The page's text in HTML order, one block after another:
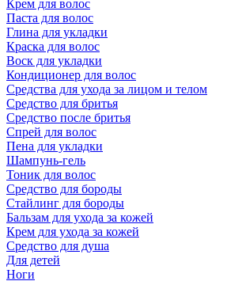
Крем для волос
Паста для волос
Глина для укладки
Краска для волос
Воск для укладки
Кондиционер для волос
Средства для ухода за лицом и телом
Средство для бритья
Средство после бритья
Спрей для волос
Пена для укладки
Шампунь-гель
Тоник для волос
Средство для бороды
Стайлинг для бороды
Бальзам для ухода за кожей
Крем для ухода за кожей
Средство для душа
Для детей
Ноги